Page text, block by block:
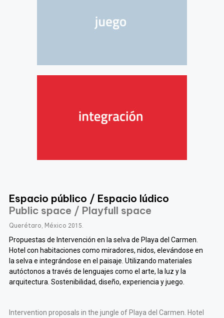
Espacio público / Espacio lúdico
Public space / Playfull space
Querétaro, México 2015.
Propuestas de Intervención en la selva de Playa del Carmen.
Hotel con habitaciones como miradores, nidos, elevándose en
la selva e integrándose en el paisaje. Utilizando materiales
autóctonos a través de lenguajes como el arte, la luz y la
arquitectura. Sostenibilidad, diseño, experiencia y juego.
Intervention proposals in the jungle of Playa del Carmen. Hotel